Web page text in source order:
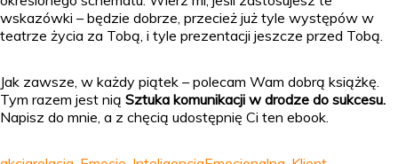
wskazówki – będzie dobrze, przecież już tyle występów w
teatrze życia za Tobą, i tyle prezentacji jeszcze przed Tobą.
Jak zawsze, w każdy piątek – polecam Wam dobrą książkę.
Tym razem jest nią Sztuka komunikacji w drodze do sukcesu.
Napisz do mnie, a z chęcią udostępnię Ci ten ebook.